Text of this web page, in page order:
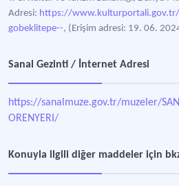
Adresi: https://
gobeklitepe--, (Erişim adresi: 19. 06.
Sanal Gezinti / İnternet Adresi
https://sanalmuze.gov.tr/muzeler/
ORENYERI/
Konuyla ilgili diğer maddeler için